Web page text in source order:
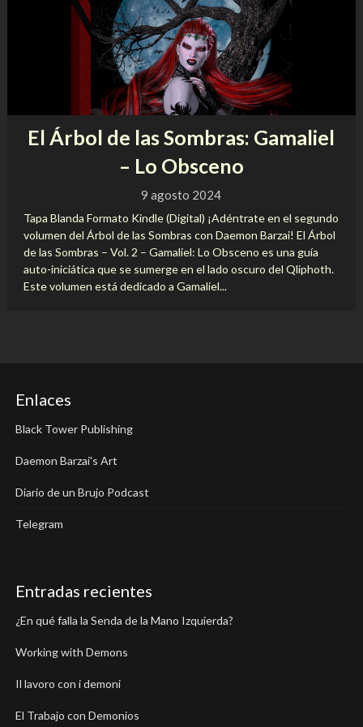
El Árbol de las Sombras: Gamaliel
– Lo Obsceno
9 agosto 2024
Tapa Blanda Formato Kindle (Digital) ¡Adéntrate en el segundo
volumen del Árbol de las Sombras con Daemon Barzai! El Árbol
de las Sombras – Vol. 2 – Gamaliel: Lo Obsceno es una guía
auto-iniciática que se sumerge en el lado oscuro del Qliphoth.
Este volumen está dedicado a Gamaliel...
Enlaces
Black Tower Publishing
Daemon Barzai's Art
Diario de un Brujo Podcast
Telegram
Entradas recientes
¿En qué falla la Senda de la Mano Izquierda?
Working with Demons
Il lavoro con i demoni
El Trabajo con Demonios